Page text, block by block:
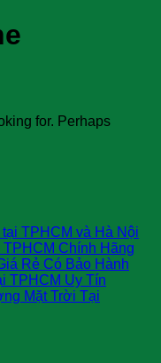
for. Perhaps
TPHCM và Hà Nội
Chính Hãng
Rẻ Có Bảo Hành
TPHCM Uy Tín
Mặt Trời Tại